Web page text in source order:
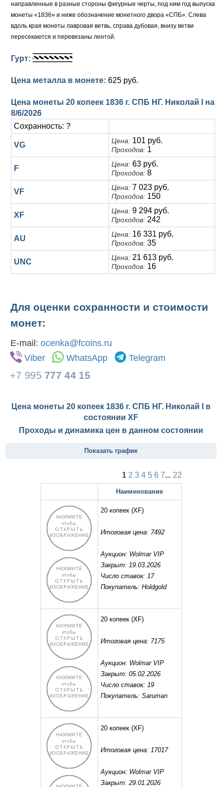
Ливонезы
Альбертусталер
Петр I (1682-1725)
Золото
Серебро
направленные в разные стороны фигурные черты, под ним год выпуска
монеты «1836» и ниже обозначение монетного двора «СПБ». Слева
вдоль края монеты лавровая ветвь, справа дубовая, внизу ветви
пересекаются и перевязаны лентой.
Гурт:
Цена металла в монете: 625 руб.
Цена монеты 20 копеек 1836 г. СПБ НГ. Николай I на
8/6/2026
Сохранность: ?
VG Цена: 101 руб.
Проходов: 1
F Цена: 63 руб.
Проходов: 8
VF Цена: 7 023 руб.
Проходов: 150
XF Цена: 9 294 руб.
Проходов: 242
AU Цена: 16 331 руб.
Проходов: 35
UNC Цена: 21 613 руб.
Проходов: 16
Для оценки сохранности и стоимости
монет:
E-mail: ocenka@fcoins.ru
Viber
WhatsApp Telegram
+7 995 777 44 15
Цена монеты 20 копеек 1836 г. СПБ НГ. Николай I в
состоянии XF
Проходы и динамика цен в данном состоянии
Показать график
1 2 3 4 5 6 7... 22
Наименование
20 копеек(XF)
Итоговая цена: 7492
Аукцион: Wolmar VIP
Закрыт: 19.03.2026
Число ставок: 17
Покупатель: Holdgold
20 копеек(XF)
Итоговая цена: 7175
Аукцион: Wolmar VIP
Закрыт: 05.02.2026
Число ставок: 19
Покупатель: Saruman
20 копеек(XF)
Итоговая цена: 17017
Аукцион: Wolmar VIP
Закрыт: 29.01.2026